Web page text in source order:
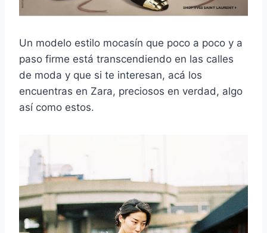
Un modelo estilo mocasín que poco a poco y a
paso firme está transcendiendo en las calles
de moda y que si te interesan, acá los
encuentras en Zara, preciosos en verdad, algo
así como estos.